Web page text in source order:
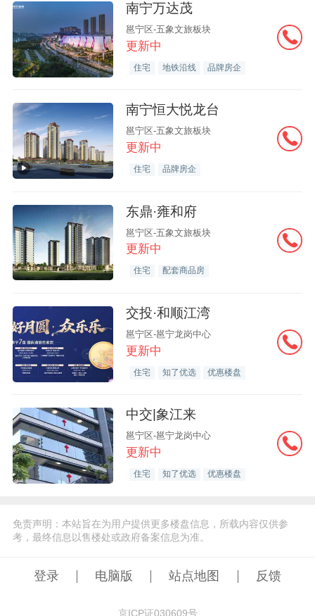
南宁万达茂
邕宁区-五象文旅板块
更新中
住宅 地铁沿线 品牌房企
南宁恒大悦龙台
邕宁区-五象文旅板块
更新中
住宅 品牌房企
东鼎·雍和府
邕宁区-五象文旅板块
更新中
住宅 配套商品房
交投·和顺江湾
邕宁区-邕宁龙岗中心
更新中
住宅 知了优选 优惠楼盘
中交|象江来
邕宁区-邕宁龙岗中心
更新中
住宅 知了优选 优惠楼盘
免责声明：本站旨在为用户提供更多楼盘信息，所载内容仅供参
考，最终信息以售楼处或政府备案信息为准。
登录 电脑版 站点地图 反馈
京ICP证030609号